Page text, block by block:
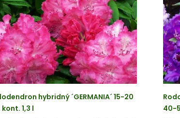
hybridný ´GERMANIA´ 15-20
1,3 l
40-